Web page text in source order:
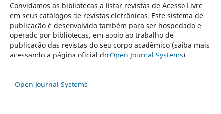
Convidamos as bibliotecas a listar revistas de Acesso Livre
em seus catálogos de revistas eletrônicas. Este sistema de
publicação é desenvolvido também para ser hospedado e
operado por bibliotecas, em apoio ao trabalho de
publicação das revistas do seu corpo acadêmico (saiba mais
acessando a página oficial do Open Journal Systems).
Open Journal Systems